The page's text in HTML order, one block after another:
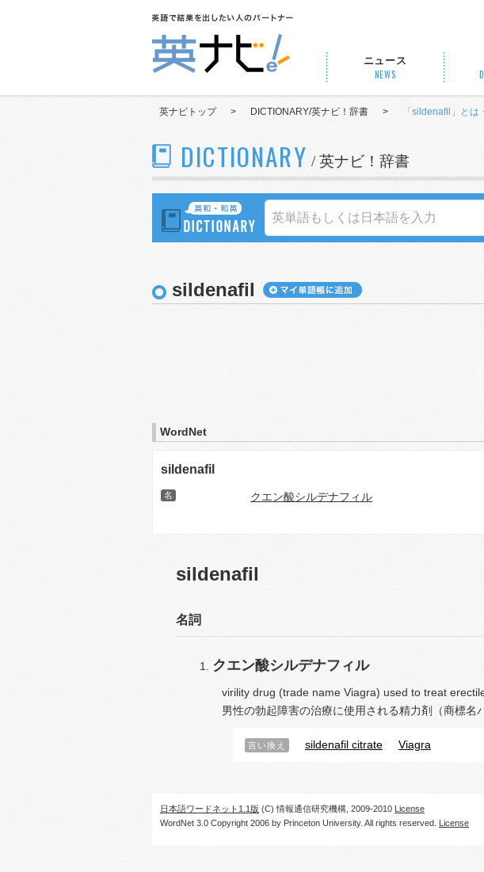
ニュース
NEWS
英ナビトップ > DICTIONARY/英ナビ！辞書 > 「sildenafil」と
DICTIONARY / 英ナビ！辞書
sildenafil
WordNet
sildenafil
名 クエン酸シルデナフィル
sildenafil
名詞
クエン酸シルデナフィル
virility drug (trade name Viagra) used to treat
男性の勃起障害の治療に使用される精力剤（商標名
言い換え sildenafil citrate Viagra
日本語ワードネット1.1版 (C) 情報通信研究機構, 2009-2010 License
WordNet 3.0 Copyright 2006 by Princeton University. All rights reserved. License